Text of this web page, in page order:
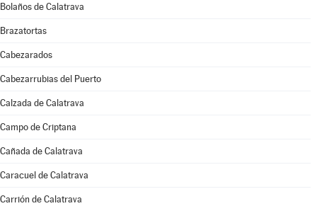
Bolaños de Calatrava
Brazatortas
Cabezarados
Cabezarrubias del Puerto
Calzada de Calatrava
Campo de Criptana
Cañada de Calatrava
Caracuel de Calatrava
Carrión de Calatrava